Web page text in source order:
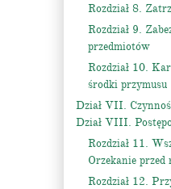
Rozdział 8.
Rozdział 9.
przedmiotów
Rozdział 10.
środki przymusu
Dział VII.
Dział VIII.
Rozdział 11.
Orzekanie przed
Rozdział 12.